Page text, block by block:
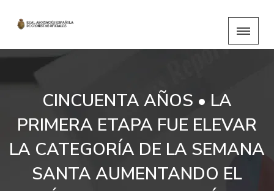
CINCUENTA AÑOS • LA
PRIMERA ETAPA FUE ELEVAR
LA CATEGORÍA DE LA SEMANA
SANTA AUMENTANDO EL